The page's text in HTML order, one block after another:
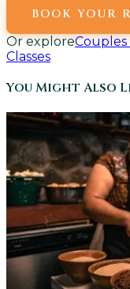
BOOK YOUR
Or explore
Classes
You Might Also